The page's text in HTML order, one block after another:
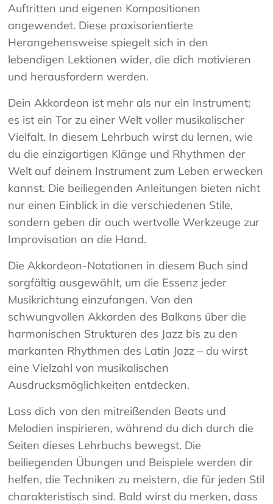
Auftritten und eigenen Kompositionen
angewendet. Diese praxisorientierte
Herangehensweise spiegelt sich in den
lebendigen Lektionen wider, die dich motivieren
und herausfordern werden.
Dein Akkordeon ist mehr als nur ein Instrument;
es ist ein Tor zu einer Welt voller musikalischer
Vielfalt. In diesem Lehrbuch wirst du lernen, wie
du die einzigartigen Klänge und Rhythmen der
Welt auf deinem Instrument zum Leben erwecken
kannst. Die beiliegenden Anleitungen bieten nicht
nur einen Einblick in die verschiedenen Stile,
sondern geben dir auch wertvolle Werkzeuge zur
Improvisation an die Hand.
Die Akkordeon-Notationen in diesem Buch sind
sorgfältig ausgewählt, um die Essenz jeder
Musikrichtung einzufangen. Von den
schwungvollen Akkorden des Balkans über die
harmonischen Strukturen des Jazz bis zu den
markanten Rhythmen des Latin Jazz – du wirst
eine Vielzahl von musikalischen
Ausdrucksmöglichkeiten entdecken.
Lass dich von den mitreißenden Beats und
Melodien inspirieren, während du dich durch die
Seiten dieses Lehrbuchs bewegst. Die
beiliegenden Übungen und Beispiele werden dir
helfen, die Techniken zu meistern, die für jeden Stil
charakteristisch sind. Bald wirst du merken, dass